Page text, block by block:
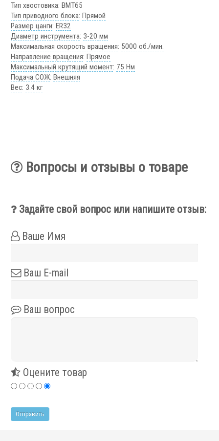
Запчасти для револьверных головок
Приводные блоки
Статические блоки
Переходные втулки
Системы УЦИ
Оптические линейки
Аксессуары УЦИ
Комплекты УЦИ
Системы СОЖ
Сепараторы СОЖ
Тефлоновые ленты СОЖ
Тип хвостовика:BMT65
Тип приводного блока:Прямой
Размер цанги:ER32
Диаметр инструмента: 3-20 мм
Максимальная скорость вращения: 5000 об./мин.
Направление вращения:Прямое
Максимальный крутящий момент: 75 Нм
Подача СОЖ:Внешняя
Вес: 3.4 кг
Вопросы и отзывы о товаре
Задайте свой вопрос или напишите отзыв:
Ваше Имя
Ваш E-mail
Ваш вопрос
Оцените товар